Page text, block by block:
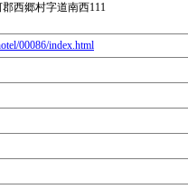
西郷村字道南西111
00086/index.html